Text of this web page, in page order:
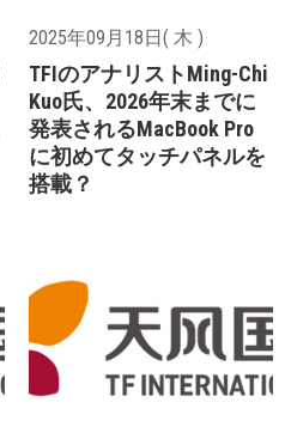
2025年09月18日( 木 )
TFIのアナリストMing-Chi
Kuo氏、2026年末までに
発表されるMacBook Pro
に初めてタッチパネルを
搭載？